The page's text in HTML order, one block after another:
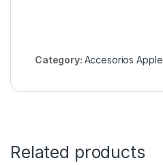
Category: Accesorios Apple
Related products